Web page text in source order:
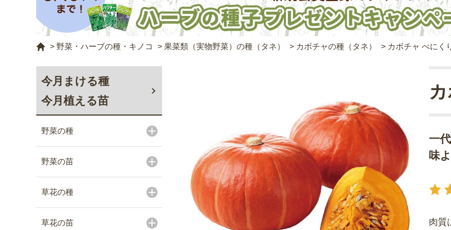
> 野菜・ハーブの種・キノコ > 果菜類（実物野菜）の種（タネ） > カボチャの種（タネ） > カボチャ べにく
今月まける種
今月植える苗
野菜の種
野菜の苗
草花の種
草花の苗
一
味
肉質